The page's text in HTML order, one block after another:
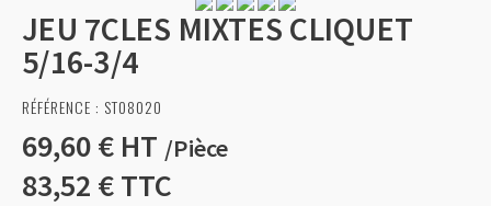
JEU 7CLES MIXTES CLIQUET
5/16-3/4
RÉFÉRENCE : ST08020
69,60 € HT /Pièce
83,52 €TTC